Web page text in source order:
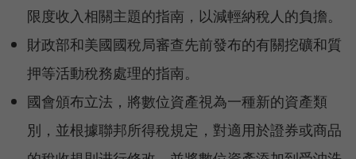
限度收入相關主題的指南，以減輕納稅人的負擔。
財政部和美國國稅局審查先前發布的有關挖礦和質
押等活動稅務處理的指南。
國會頒布立法，將數位資產視為一種新的資產類
別，並根據聯邦所得稅規定，對適用於證券或商品